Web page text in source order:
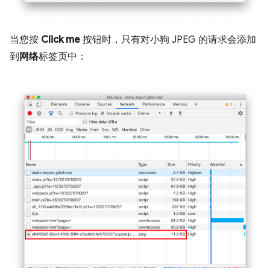
当您按 Click me 按钮时，只有对小狗 JPEG 的请求会添加
到 网络标签页中：